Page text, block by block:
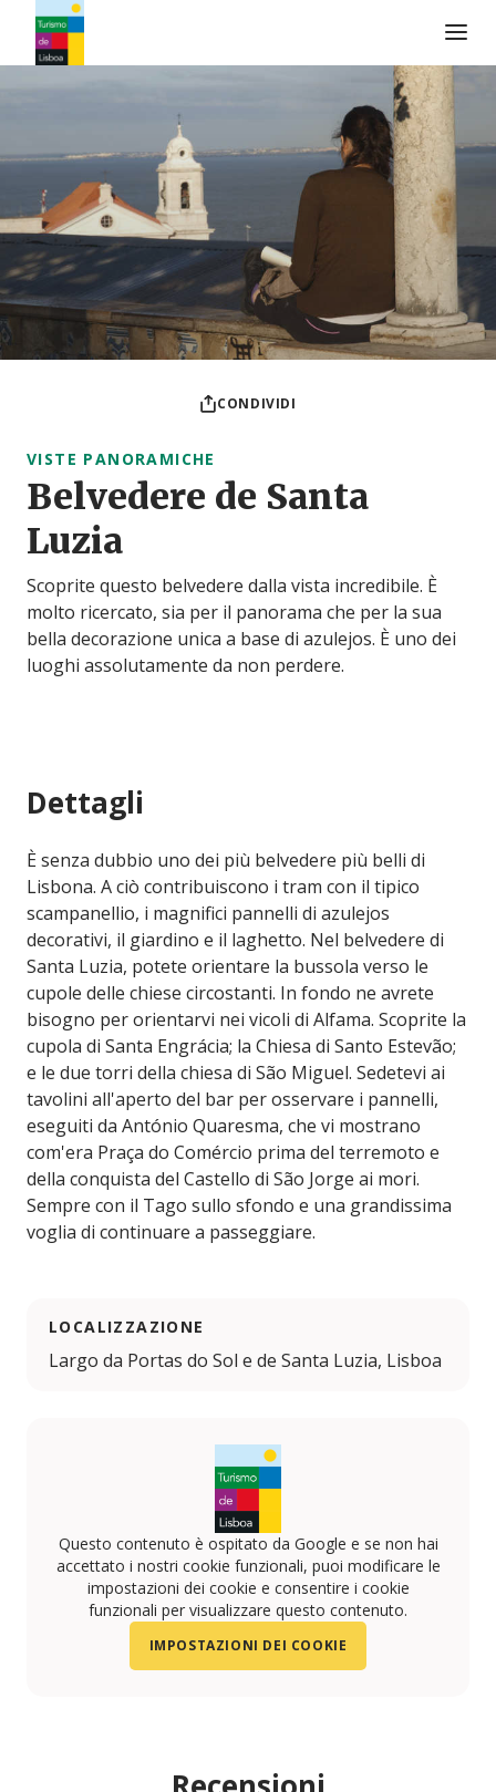
CONDIVIDI
VISTE PANORAMICHE
Belvedere de Santa
Luzia
Scoprite questo belvedere dalla vista incredibile. È
molto ricercato, sia per il panorama che per la sua
bella decorazione unica a base di azulejos. È uno dei
luoghi assolutamente da non perdere.
Dettagli
È senza dubbio uno dei più belvedere più belli di
Lisbona. A ciò contribuiscono i tram con il tipico
scampanellio, i magnifici pannelli di azulejos
decorativi, il giardino e il laghetto. Nel belvedere di
Santa Luzia, potete orientare la bussola verso le
cupole delle chiese circostanti. In fondo ne avrete
bisogno per orientarvi nei vicoli di Alfama. Scoprite la
cupola di Santa Engrácia; la Chiesa di Santo Estevão;
e le due torri della chiesa di São Miguel. Sedetevi ai
tavolini all'aperto del bar per osservare i pannelli,
eseguiti da António Quaresma, che vi mostrano
com'era Praça do Comércio prima del terremoto e
della conquista del Castello di São Jorge ai mori.
Sempre con il Tago sullo sfondo e una grandissima
voglia di continuare a passeggiare.
LOCALIZZAZIONE
Largo da Portas do Sol e de Santa Luzia, Lisboa
Questo contenuto è ospitato da Google e se non hai
accettato i nostri cookie funzionali, puoi modificare le
impostazioni dei cookie e consentire i cookie
funzionali per visualizzare questo contenuto.
IMPOSTAZIONI DEI COOKIE